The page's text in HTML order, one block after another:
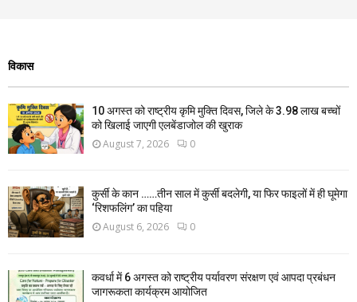
विकास
10 अगस्त को राष्ट्रीय कृमि मुक्ति दिवस, जिले के 3.98 लाख बच्चों
को खिलाई जाएगी एलबेंडाजोल की खुराक
August 7, 2026 0
कुर्सी के कान ……तीन साल में कुर्सी बदलेगी, या फिर फाइलों में ही घूमेगा
‘रिशफलिंग’ का पहिया
August 6, 2026 0
कवर्धा में 6 अगस्त को राष्ट्रीय पर्यावरण संरक्षण एवं आपदा प्रबंधन
जागरूकता कार्यक्रम आयोजित